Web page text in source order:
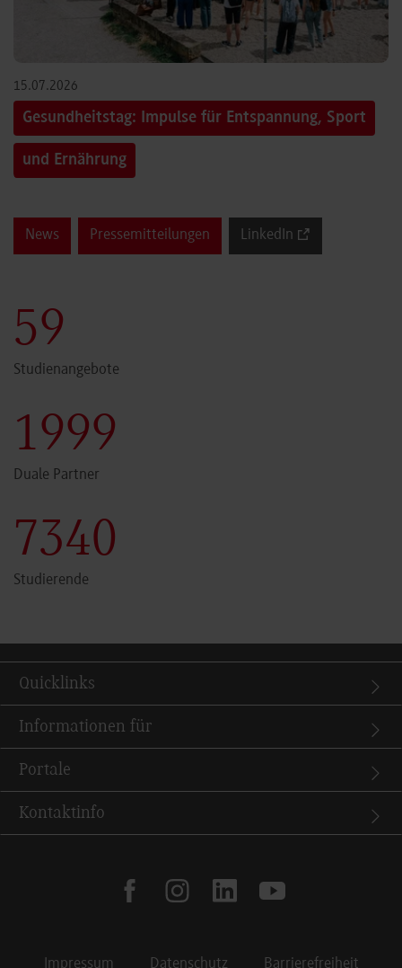
15.07.2026
Gesundheitstag: Impulse für Entspannung, Sport
und Ernährung
News Pressemitteilungen LinkedIn
60
Studienangebote
2000
Duale Partner
7341
Studierende
Quicklinks
Informationen für
Portale
Kontaktinfo
facebookinstagramlinkedin youtube